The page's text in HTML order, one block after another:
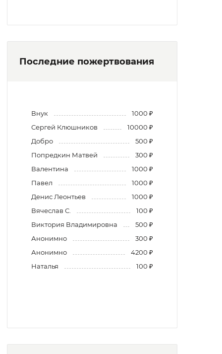
Последние пожертвования
Внук
1000 ₽
Сергей Клюшников
10000 ₽
Добро
500 ₽
Попредкин Матвей
300 ₽
Валентина
1000 ₽
Павел
1000 ₽
Денис Леонтьев
1000 ₽
Вячеслав С.
100 ₽
Виктория Владимировна
500 ₽
Анонимно
300 ₽
Анонимно
4200 ₽
Наталья
100 ₽